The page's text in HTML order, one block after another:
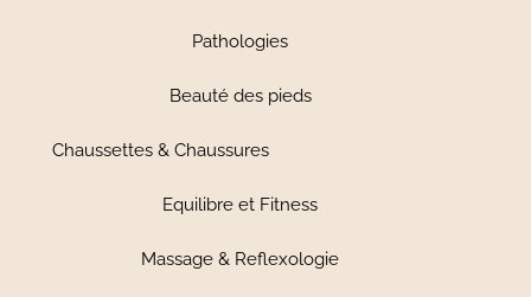
Pathologies
Beauté des pieds
Chaussettes & Chaussures
Equilibre et Fitness
Massage & Reflexologie